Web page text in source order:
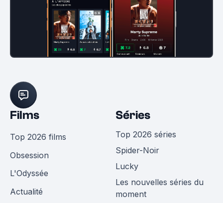
Films
Top 2026 films
Obsession
L'Odyssée
Actualité
Séries
Top 2026 séries
Spider-Noir
Lucky
Les nouvelles séries du
moment